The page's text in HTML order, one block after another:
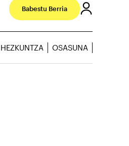
Babestu Berria
HEZKUNTZA OSASUNA